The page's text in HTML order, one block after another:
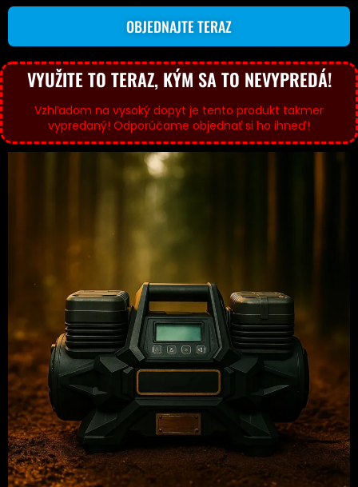
OBJEDNAJTE TERAZ
VYUŽITE TO TERAZ, KÝM SA TO NEVYPREDÁ!
Vzhľadom na vysoký dopyt je tento produkt takmer
vypredaný! Odporúčame objednať si ho ihneď!